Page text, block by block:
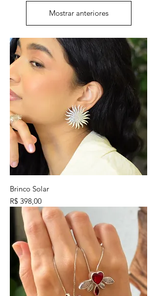
Mostrar anteriores
Brinco Solar
Preço
R$ 398,00